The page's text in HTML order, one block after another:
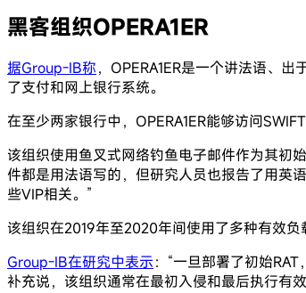
黑客组织OPERA1ER
据Group-IB称，OPERA1ER是一个讲法语、
了支付和网上银行系统。
在至少两家银行中，OPERA1ER能够访问
该组织使用鱼叉式网络钓鱼电子邮件作为其初
件都是用法语写的，但研究人员也报告了用英
些VIP相关。”
该组织在2019年至2020年间使用了多种有效
Group-IB在研究中表示：“一旦部署了初始
补充说，该组织通常在最初入侵和最后执行有